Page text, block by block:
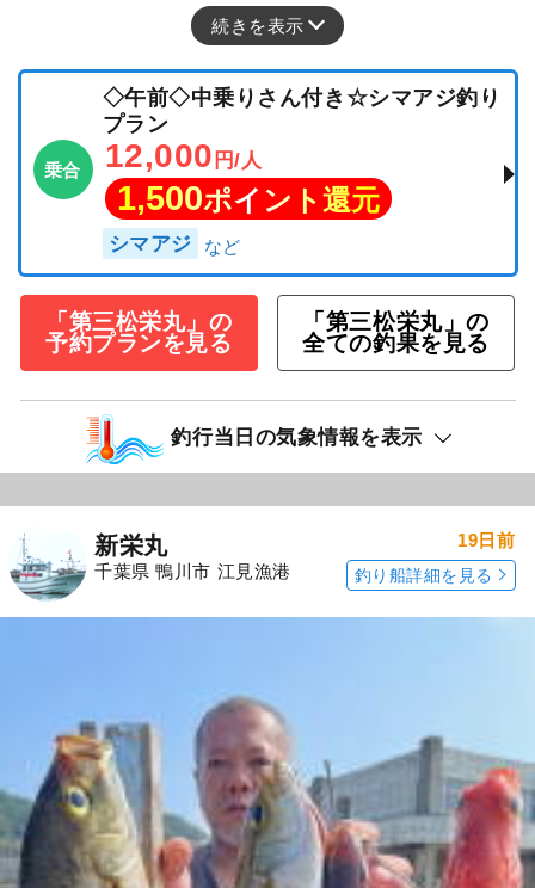
続きを表示
乗合
◇午前◇中乗りさん付き☆シマアジ釣り
プラン
12,000 円/人
1,500ポイント還元
シマアジ
「第三松栄丸」の
予約プランを見る
「第三松栄丸」の
全ての釣果を見る
釣行当日の気象情報を表示
新栄丸
千葉県 鴨川市 江見漁港
19日前
釣り船詳細を見る